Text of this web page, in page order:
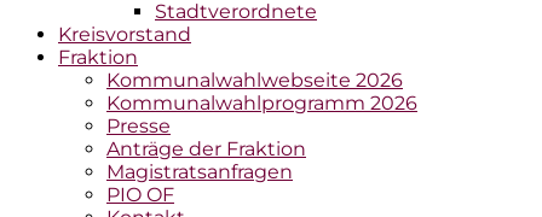
Stadtverordnete
Kreisvorstand
Fraktion
Kommunalwahlwebseite 2026
Kommunalwahlprogramm 2026
Presse
Anträge der Fraktion
Magistratsanfragen
PIO OF